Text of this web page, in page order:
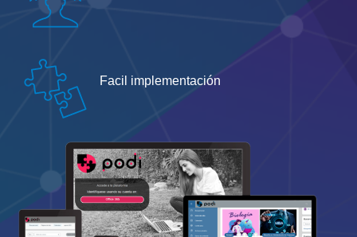
Facil implementación